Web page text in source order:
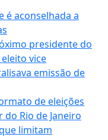
é aconselhada a
presidente do
vice
emissão de
de eleições
Rio de Janeiro
limitam